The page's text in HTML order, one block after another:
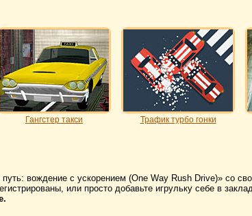
Гангстер такси Трафик турбо гонки
вождение с ускорением (One Way Rush Drive)» со
или просто добавьте игрульку себе в